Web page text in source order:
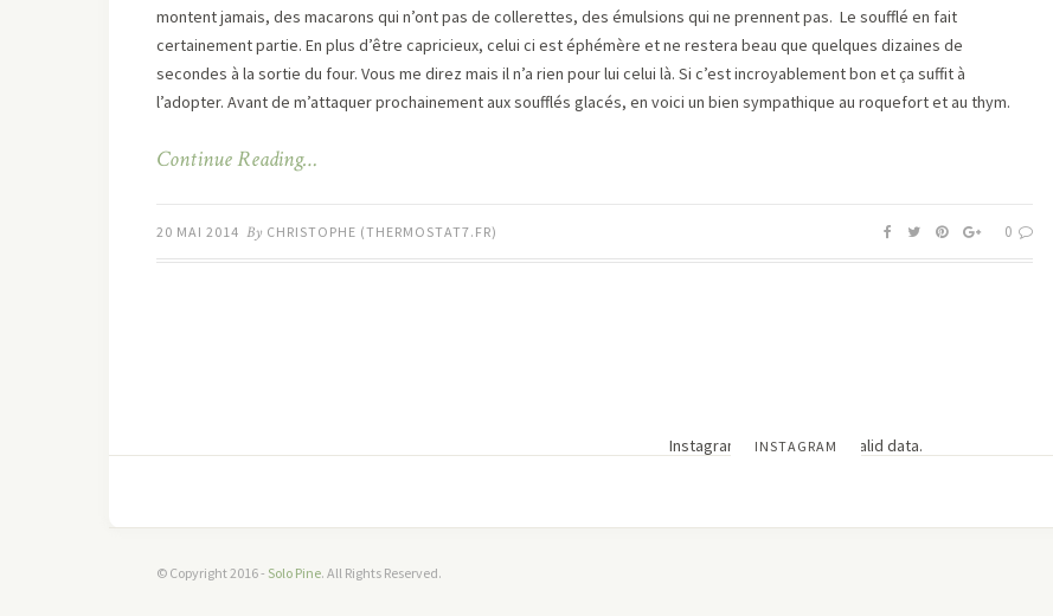
montent jamais, des macarons qui n’ont pas de collerettes, des émulsions qui ne prennent pas. Le soufflé en fait
certainement partie. En plus d’être capricieux, celui ci est éphémère et ne restera beau que quelques dizaines de
secondes à la sortie du four. Vous me direz mais il n’a rien pour lui celui là. Si c’est incroyablement bon et ça suffit à
l’adopter. Avant de m’attaquer prochainement aux soufflés glacés, en voici un bien sympathique au roquefort et au thym.
Continue Reading…
20 MAI 2014 By CHRISTOPHE (THERMOSTAT7.FR) 0
INSTAGRAM
Instagram has returned invalid data.
© Copyright 2016 - Solo Pine. All Rights Reserved.